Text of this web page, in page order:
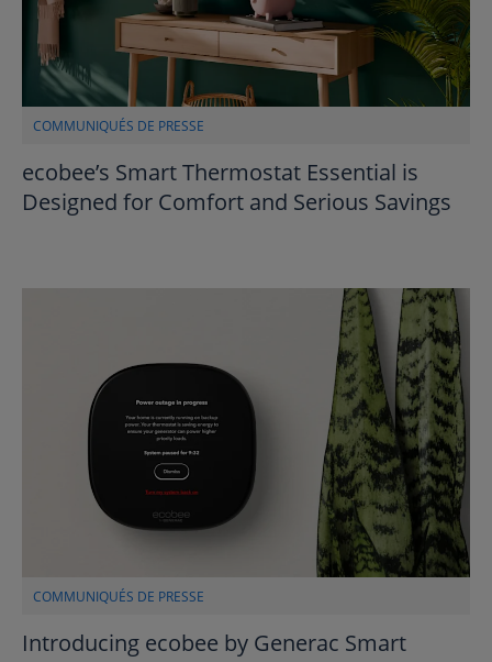
COMMUNIQUÉS DE PRESSE
ecobee’s Smart Thermostat Essential is
Designed for Comfort and Serious Savings
COMMUNIQUÉS DE PRESSE
Introducing ecobee by Generac Smart